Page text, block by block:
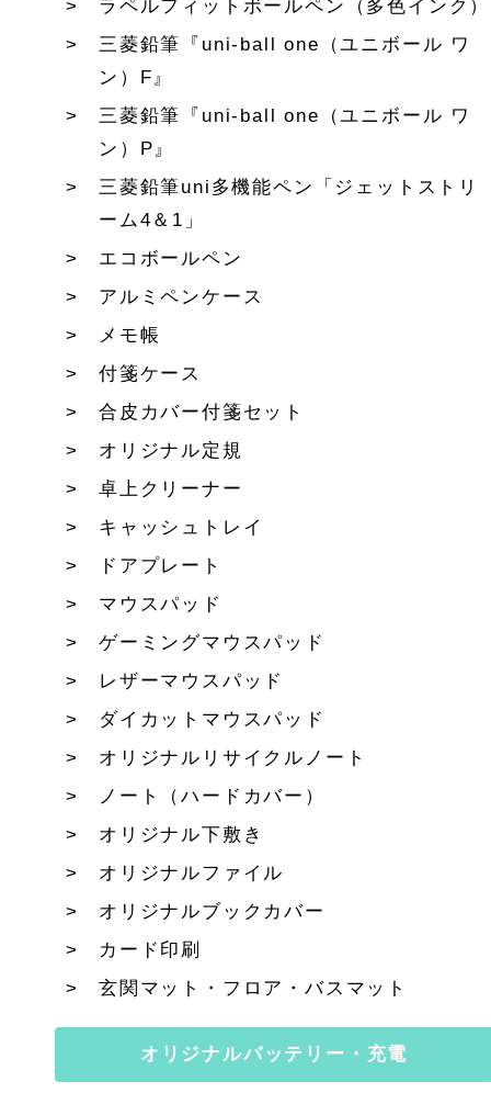
ラペルフィットボールペン（多色インク）
三菱鉛筆『uni-ball one（ユニボール ワ
ン）F』
三菱鉛筆『uni-ball one（ユニボール ワ
ン）P』
三菱鉛筆uni多機能ペン「ジェットストリ
ーム4＆1」
エコボールペン
アルミペンケース
メモ帳
付箋ケース
合皮カバー付箋セット
オリジナル定規
卓上クリーナー
キャッシュトレイ
ドアプレート
マウスパッド
ゲーミングマウスパッド
レザーマウスパッド
ダイカットマウスパッド
オリジナルリサイクルノート
ノート（ハードカバー）
オリジナル下敷き
オリジナルファイル
オリジナルブックカバー
カード印刷
玄関マット・フロア・バスマット
オリジナルバッテリー・充電